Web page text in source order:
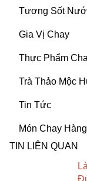
Tương Sốt
Gia Vị Chay
Thực Phẩm
Trà Thảo Mộc
Tin Tức
Món Chay
TIN LIÊN QUAN